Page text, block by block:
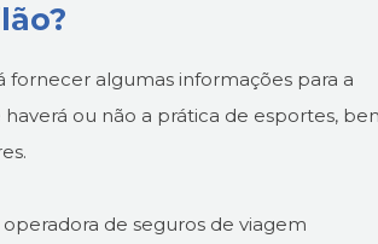
fornecer algumas informações para a
ou não a prática de esportes,
de seguros de viagem